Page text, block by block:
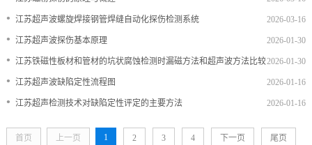
2026-03-16
• 江苏超声波螺旋焊接钢管焊缝自动化探伤检测系统
2026-01-30
• 江苏超声波探伤基本原理
2026-01-30
• 江苏铁磁性板材和管材的坑状腐蚀检测时漏磁方法和超声波方法比较
2026-01-16
• 江苏超声波缺陷定性流程图
2026-01-16
• 江苏超声检测技术对缺陷定性评定的主要方法
首页 上一页 1 2 3 4 下一页 尾页